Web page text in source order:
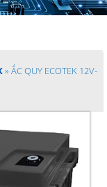
» ẮC QUY ECOTEK 12V-